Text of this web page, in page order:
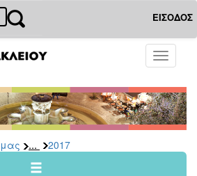
ΕΙΣΟΔΟΣ
Toggle
... 2017